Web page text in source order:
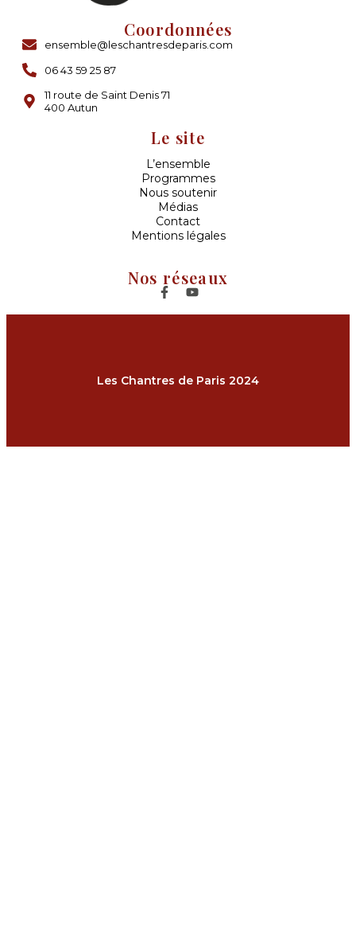
Coordonnées
ensemble@leschantresdeparis.com
06 43 59 25 87
11 route de Saint Denis 71
400 Autun
Le site
L’ensemble
Programmes
Nous soutenir
Médias
Contact
Mentions légales
Nos réseaux
Les Chantres de Paris 2024